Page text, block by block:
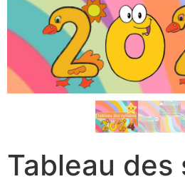
Tableau des